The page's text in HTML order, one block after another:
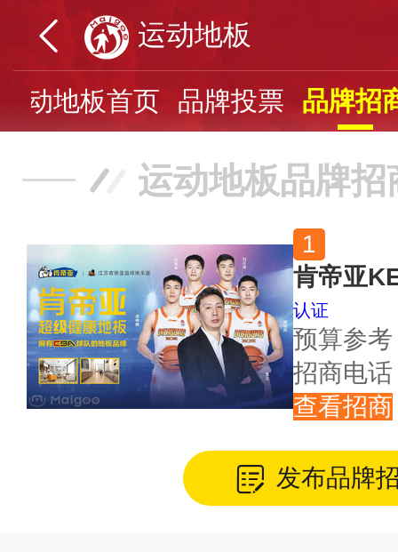
运动地板
运动地板首页 品牌投票 品牌招
运动地板品牌招
肯帝亚
认证
预算参考
招商电话
查看招商
发布品牌